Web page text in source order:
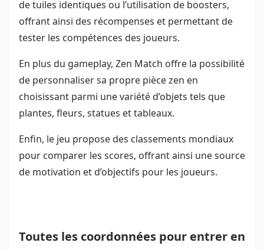
de tuiles identiques ou l’utilisation de boosters,
offrant ainsi des récompenses et permettant de
tester les compétences des joueurs.
En plus du gameplay, Zen Match offre la possibilité
de personnaliser sa propre pièce zen en
choisissant parmi une variété d’objets tels que
plantes, fleurs, statues et tableaux.
Enfin, le jeu propose des classements mondiaux
pour comparer les scores, offrant ainsi une source
de motivation et d’objectifs pour les joueurs.
Toutes les coordonnées pour entrer en